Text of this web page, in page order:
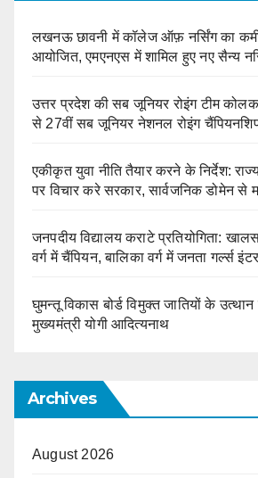
लखनऊ छावनी में कॉलेज ऑफ़ नर्सिंग का
आयोजित, एमएनएस में शामिल हुए नए सैन्य
उत्तर प्रदेश की सब जूनियर रोइंग टीम
से 27वीं सब जूनियर नेशनल रोइंग
एकीकृत युवा नीति तैयार करने के निर्देश:
पर विचार करे सरकार, सार्वजनिक डोमेन से
जनपदीय विद्यालय कराटे प्रतियोगिता:
वर्ग में चैंपियन, बालिका वर्ग में जनता गर्ल्स
घुमन्तू विकास बोर्ड विमुक्त जातियों के
मुख्यमंत्री योगी आदित्यनाथ
Archives
August 2026